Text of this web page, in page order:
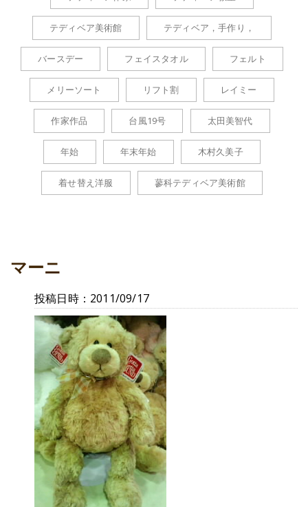
テディベア美術館 テディベア，手作り，
バースデー フェイスタオル フェルト
メリーソート リフト割 レイミー
作家作品 台風19号 太田美智代
年始 年末年始 木村久美子
着せ替え洋服 蓼科テディベア美術館
マーニ
投稿日時：2011/09/17